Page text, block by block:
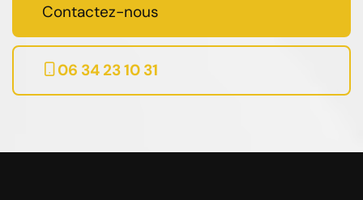
Contactez-nous
06 34 23 10 31